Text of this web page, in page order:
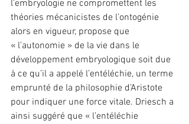
l’embryologie ne compromettent les
théories mécanicistes de l’ontogénie
alors en vigueur, propose que
« l’autonomie » de la vie dans le
développement embryologique soit due
à ce qu’il a appelé l’entéléchie, un terme
emprunté de la philosophie d’Aristote
pour indiquer une force vitale. Driesch a
ainsi suggéré que « l’entéléchie